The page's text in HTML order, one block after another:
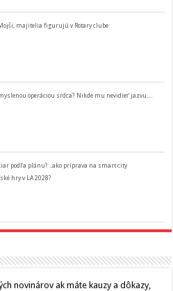
majitelia figurujú v Rotary clube
operáciou srdca? Nikde mu nevidieť jazvu…
podľa plánu? ..ako príprava na smart city
hry v LA 2028?
novinárov ak máte kauzy a dôkazy,